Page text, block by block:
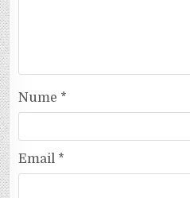
Nume *
Email *